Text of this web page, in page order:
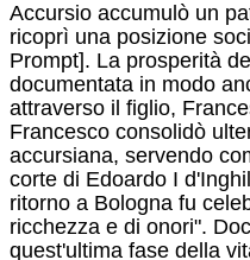
Accursio accumulò un
ricoprì una posizione
Prompt]. La prosperità
documentata in modo
attraverso il figlio,
Francesco consolidò
accursiana, servendo
corte di Edoardo I
ritorno a Bologna fu
ricchezza e di onori".
quest'ultima fase della